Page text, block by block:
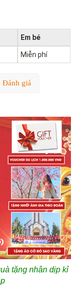
Em bé
Miễn phí
Đánh giá
tặng nhân dịp kỉ